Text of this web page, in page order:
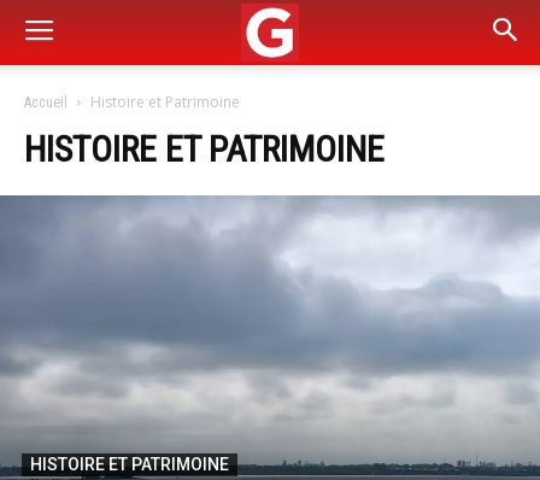
Accueil Histoire et Patrimoine
HISTOIRE ET PATRIMOINE
HISTOIRE ET PATRIMOINE